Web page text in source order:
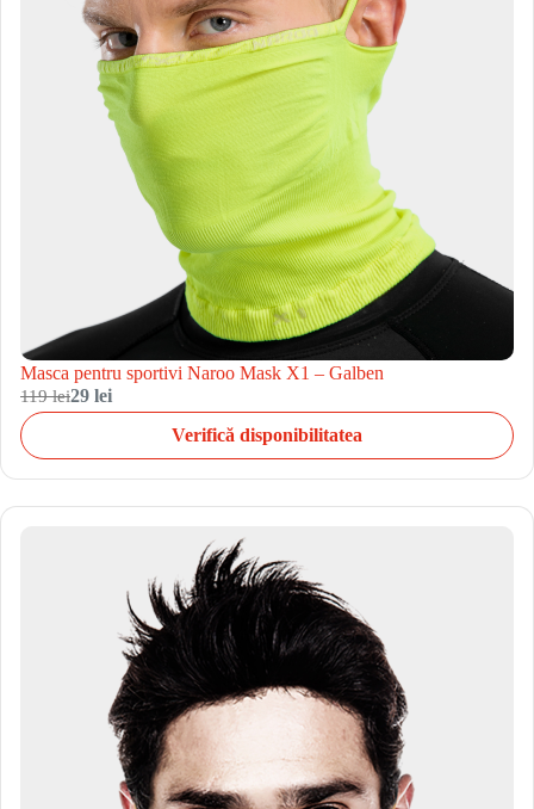
Masca pentru sportivi Naroo Mask X1 – Galben
119 lei29 lei
Verifică disponibilitatea